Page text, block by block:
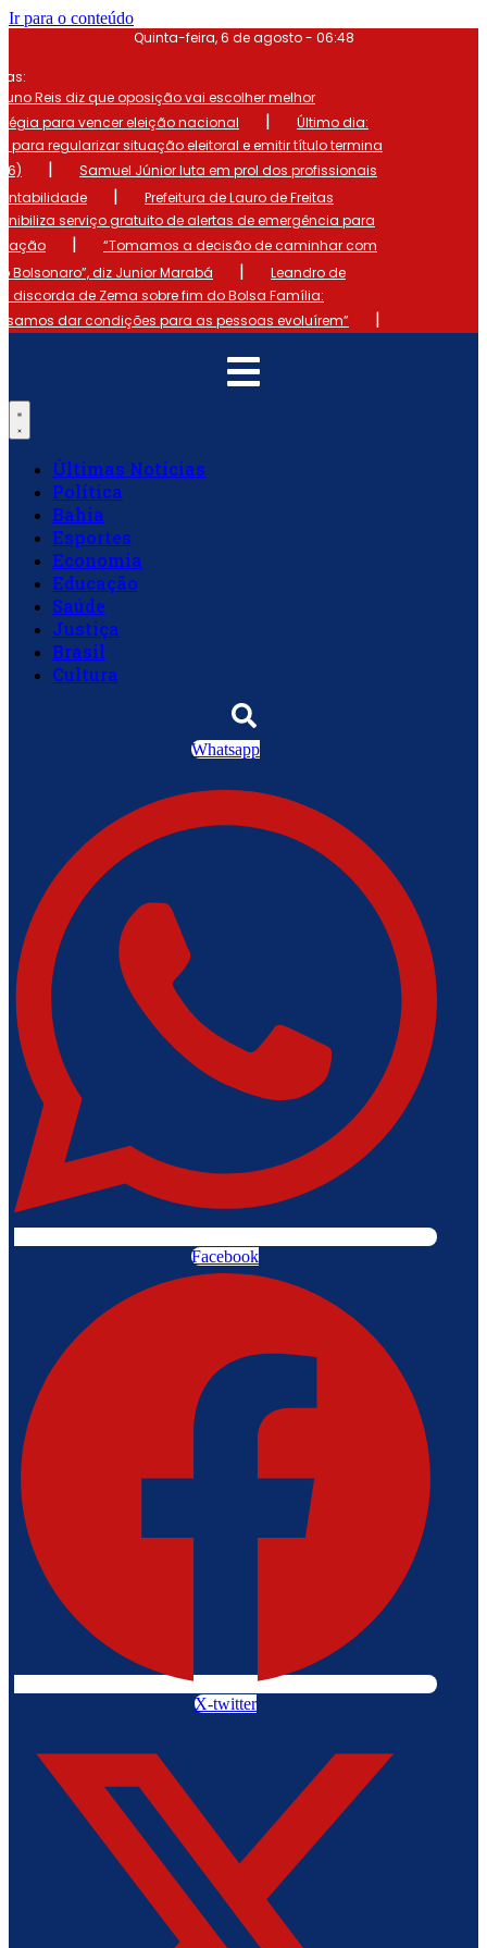
Ir para o conteúdo
Quinta-feira, 6 de agosto - 06:48
Reis diz que oposição vai escolher melhor
para vencer eleição nacional
|
Último dia:
para regularizar situação eleitoral e emitir título termina
|
Samuel Júnior luta em prol dos profissionais
|
Prefeitura de Lauro de Freitas
serviço gratuito de alertas de emergência para
|
“Tomamos a decisão de caminhar com
Bolsonaro”, diz Junior Marabá
|
Leandro de
discorda de Zema sobre fim do Bolsa Família:
dar condições para as pessoas evoluírem”
|
Últimas Notícias
Política
Bahia
Esportes
Economia
Educação
Saúde
Justiça
Brasil
Cultura
Whatsapp
Facebook
X-twitter